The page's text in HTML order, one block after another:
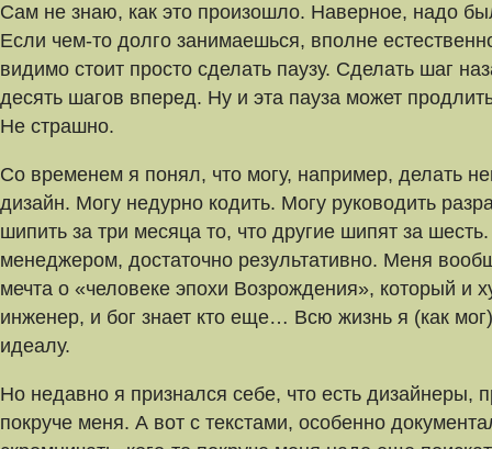
Сам не знаю, как это произошло. Наверное, надо
Если чем-то долго занимаешься, вполне
видимо стоит просто сделать паузу. Сделать шаг
десять шагов вперед. Ну и эта пауза может
Не страшно.
Со временем я понял, что могу, например, делать
дизайн. Могу недурно кодить. Могу руководить
шипить за три месяца то, что другие шипят за
менеджером, достаточно результативно. Меня
мечта о «человеке эпохи Возрождения», который и
инженер, и бог знает кто еще… Всю жизнь я (как
идеалу.
Но недавно я признался себе, что есть дизайнеры,
покруче меня. А вот с текстами, особенно